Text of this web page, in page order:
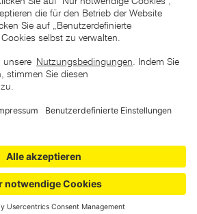
der niedrigste von uns in den letzten 30
vor Beginn dieser Aktion verlangte Preis
UVP Preisen auf dieser Website sind die
zu verstehen
ZGONC. Alle Rechte vorbehalten.